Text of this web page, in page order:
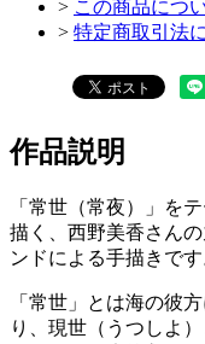
> この商品につ
> 特定商取引法
作品説明
「常世（常夜）」を
描く、西野美香さん
ンドによる手描きです
「常世」とは海の彼
り、現世（うつしよ